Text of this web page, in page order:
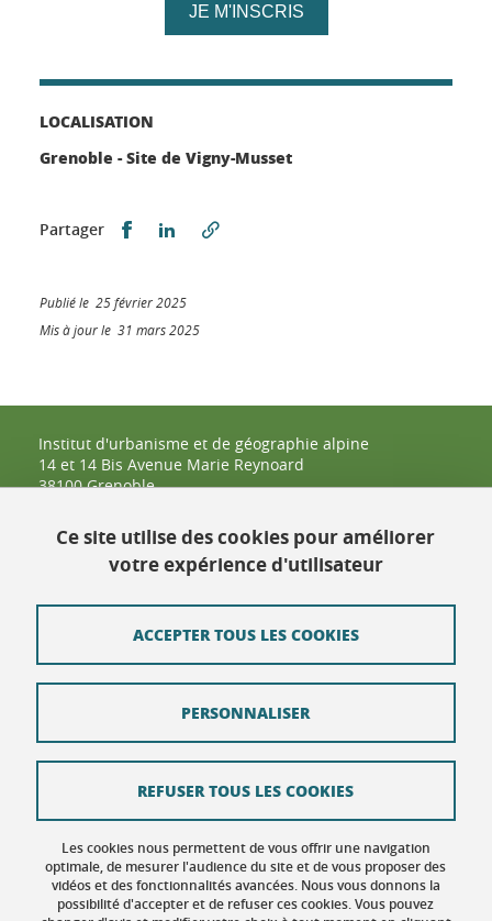
JE M'INSCRIS
LOCALISATION
Grenoble - Site de Vigny-Musset
Partager Partager sur Facebook
Partager sur LinkedIn
Publié le 25 février 2025
Mis à jour le 31 mars 2025
Institut d'urbanisme et de géographie alpine
14 et 14 Bis Avenue Marie Reynoard
38100 Grenoble
Crédits
Données personnelles : politique de confidentialité
Politique des Cookies
Gestion des cookies
Accessibilité : non conforme
Ce site utilise des cookies pour améliorer
votre expérience d'utilisateur
Les cookies nous permettent de vous offrir une navigation
optimale, de mesurer l'audience du site et de vous proposer des
vidéos et des fonctionnalités avancées. Nous vous donnons la
possibilité d'accepter et de refuser ces cookies. Vous pouvez
ACCEPTER TOUS LES COOKIES
REFUSER TOUS LES COOKIES
PERSONNALISER